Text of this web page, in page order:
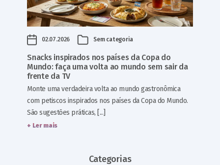
02.07.2026 Sem categoria
Snacks inspirados nos países da Copa do
Mundo: faça uma volta ao mundo sem sair da
frente da TV
Monte uma verdadeira volta ao mundo gastronômica
com petiscos inspirados nos países da Copa do Mundo.
São sugestões práticas, [...]
+ Ler mais
Categorias